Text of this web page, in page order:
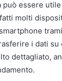
può essere
molti
i dati su
dettagliato,